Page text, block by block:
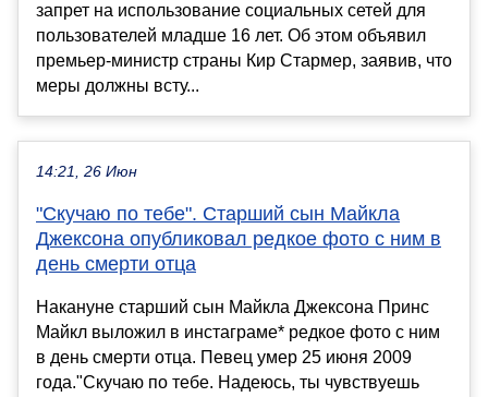
запрет на использование социальных сетей для
пользователей младше 16 лет. Об этом объявил
премьер-министр страны Кир Стармер, заявив, что
меры должны всту...
14:21, 26 Июн
"Скучаю по тебе". Старший сын Майкла
Джексона опубликовал редкое фото с ним в
день смерти отца
Накануне старший сын Майкла Джексона Принс
Майкл выложил в инстаграме* редкое фото с ним
в день смерти отца. Певец умер 25 июня 2009
года."Скучаю по тебе. Надеюсь, ты чувствуешь